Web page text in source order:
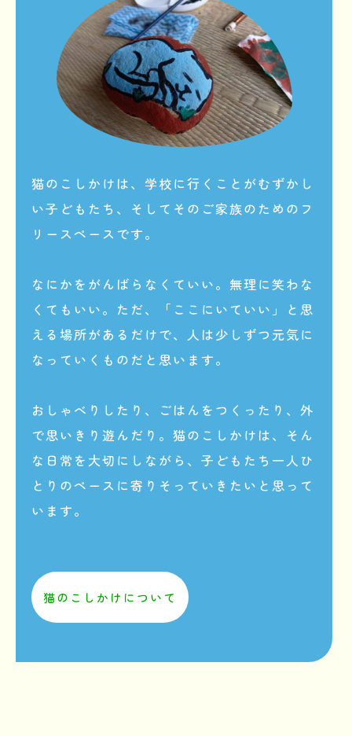
猫のこしかけは、学校に行くことがむずかし
い子どもたち、 そしてそのご家族のためのフ
リースペースです。
なにかをがんばらなくていい。無理に笑わな
くてもいい。 ただ、「ここにいていい」と思
える場所があるだけで、 人は少しずつ元気に
なっていくものだと思います。
おしゃべりしたり、ごはんをつくったり、外
で思いきり遊んだり。 猫のこしかけは、そん
な日常を大切にしながら、 子どもたち一人ひ
とりのペースに寄りそっていきたいと思って
います。
猫のこしかけについて